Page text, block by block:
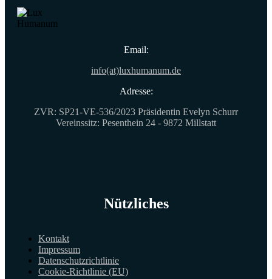
Email:
info(at)luxhumanum.de
Adresse:
ZVR: SP21-VE-536/2023 Präsidentin Evelyn Schurr
Vereinssitz: Pesenthein 24 - 9872 Millstatt
Nützliches
Kontakt
Impressum
Datenschutzrichtlinie
Cookie-Richtlinie (EU)